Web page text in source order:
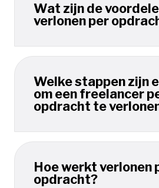
Wat zijn de
verlonen per
Welke stappen zijn
om een freelancer
opdracht te
Hoe werkt verlonen
opdracht?